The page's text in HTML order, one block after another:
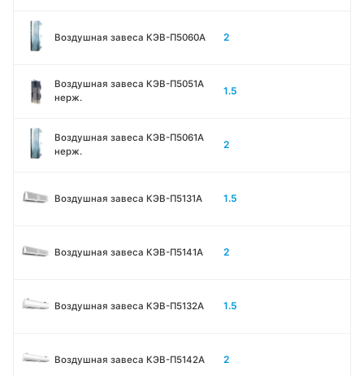
Воздушная завеса КЭВ-П5060A 2
Воздушная завеса КЭВ-П5051A
нерж.
1.5
Воздушная завеса КЭВ-П5061A
нерж.
2
Воздушная завеса КЭВ-П5131А 1.5
Воздушная завеса КЭВ-П5141А 2
Воздушная завеса КЭВ-П5132А 1.5
Воздушная завеса КЭВ-П5142А 2